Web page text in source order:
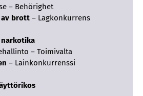
– Behörighet
av brott – Lagkonkurrens
– Toimivalta
– Lainkonkurrenssi